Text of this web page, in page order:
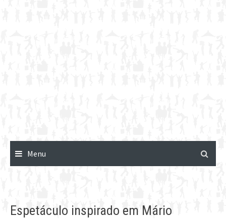
Menu
Espetáculo inspirado em Mário